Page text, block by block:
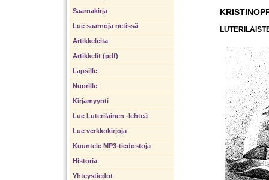
Saarnakirja
Lue saarnoja netissä
Artikkeleita
Artikkelit (pdf)
Lapsille
Nuorille
Kirjamyynti
Lue Luterilainen -lehteä
Lue verkkokirjoja
Kuuntele MP3-tiedostoja
Historia
Yhteystiedot